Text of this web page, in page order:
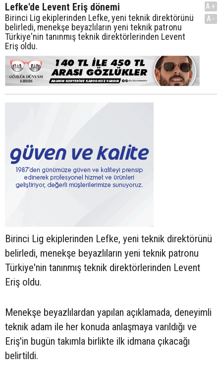
Lefke'de Levent Eriş dönemi
Birinci Lig ekiplerinden Lefke, yeni teknik direktörünü
belirledi, menekşe beyazlıların yeni teknik patronu
Türkiye'nin tanınmış teknik direktörlerinden Levent
Eriş oldu.
A+
A-
Birinci Lig ekiplerinden Lefke, yeni teknik direktörünü
belirledi, menekşe beyazlıların yeni teknik patronu
Türkiye'nin tanınmış teknik direktörlerinden Levent
Eriş oldu.
Menekşe beyazlılardan yapılan açıklamada, deneyimli
teknik adam ile her konuda anlaşmaya varıldığı ve
Eriş'in bugün takımla birlikte ilk idmana çıkacağı
belirtildi.